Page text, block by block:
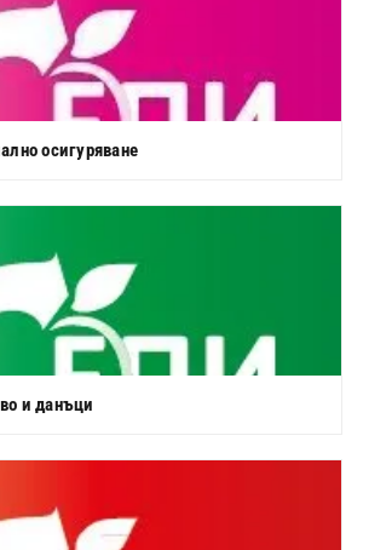
осигуряване
и данъци